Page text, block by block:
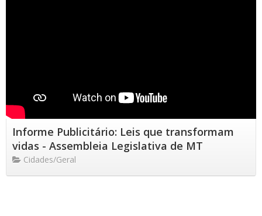
Informe Publicitário: Leis que transformam
vidas - Assembleia Legislativa de MT
Cidades/Geral